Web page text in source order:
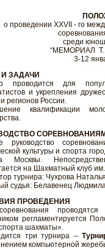
о проведении ХХVII - го
среди
“МЕМОРИАЛ
3-12
И ЗАДАЧИ
проводится для
и укрепления
регионов России.
квалификации
руководство
культуры и спорта
Москвы.
на Шахматный клуб
турнира: Чухрова
судья: Белавенец
ПРОВЕДЕНИЯ
регламентируется
шахматы».
три турнира –
компьютерной